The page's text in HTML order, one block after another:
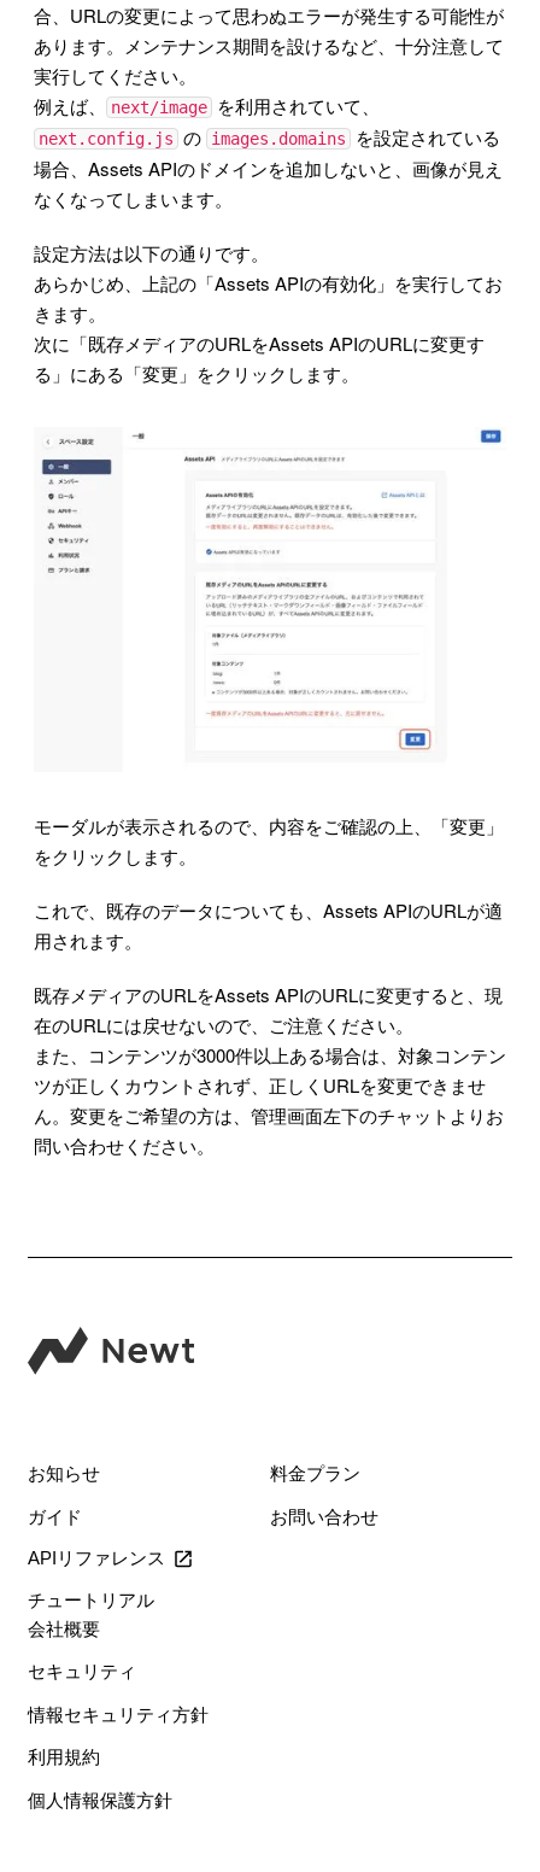
合、URLの変更によって思わぬエラーが発生する可能性が
あります。メンテナンス期間を設けるなど、十分注意して
実行してください。
例えば、
next/image を利用されていて、
next.config.js の images.domains
を設定されている
場合、Assets APIのドメインを追加しないと、画像が見え
なくなってしまいます。
設定方法は以下の通りです。
あらかじめ、上記の「Assets APIの有効化」を実行してお
きます。
次に「既存メディアのURLをAssets APIのURLに変更す
る」にある「変更」をクリックします。
モーダルが表示されるので、内容をご確認の上、「変更」
をクリックします。
これで、既存のデータについても、Assets APIのURLが適
用されます。
既存メディアのURLをAssets APIのURLに変更すると、現
在のURLには戻せないので、ご注意ください。
また、コンテンツが3000件以上ある場合は、対象コンテン
ツが正しくカウントされず、正しくURLを変更できませ
ん。変更をご希望の方は、管理画面左下のチャットよりお
問い合わせください。
お知らせ
ガイド
APIリファレンス
チュートリアル
料金プラン
お問い合わせ
会社概要
セキュリティ
情報セキュリティ方針
利用規約
個人情報保護方針